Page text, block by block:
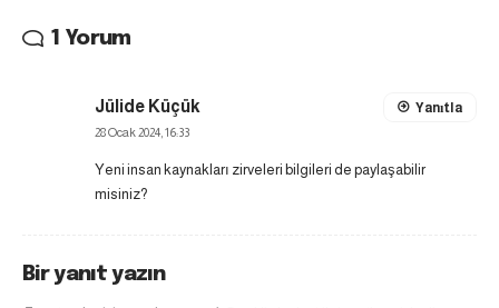
1 Yorum
Jülide Küçük
28 Ocak 2024, 16:33
Yeni insan kaynakları zirveleri bilgileri de paylaşabilir
misiniz?
Yanıtla
Bir yanıt yazın